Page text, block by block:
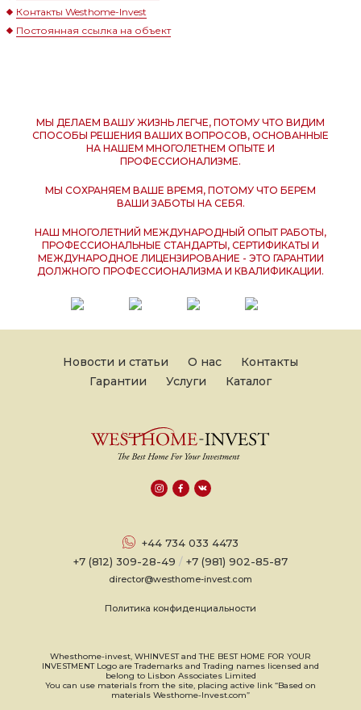
Контакты Westhome-Invest
Постоянная ссылка на объект
МЫ ДЕЛАЕМ ВАШУ ЖИЗНЬ ЛЕГЧЕ, ПОТОМУ ЧТО ВИДИМ
СПОСОБЫ РЕШЕНИЯ ВАШИХ ВОПРОСОВ, ОСНОВАННЫЕ
НА НАШЕМ МНОГОЛЕТНЕМ ОПЫТЕ И
ПРОФЕССИОНАЛИЗМЕ.
МЫ СОХРАНЯЕМ ВАШЕ ВРЕМЯ, ПОТОМУ ЧТО БЕРЕМ
ВАШИ ЗАБОТЫ НА СЕБЯ.
НАШ МНОГОЛЕТНИЙ МЕЖДУНАРОДНЫЙ ОПЫТ РАБОТЫ,
ПРОФЕССИОНАЛЬНЫЕ СТАНДАРТЫ, СЕРТИФИКАТЫ И
МЕЖДУНАРОДНОЕ ЛИЦЕНЗИРОВАНИЕ - ЭТО ГАРАНТИИ
ДОЛЖНОГО ПРОФЕССИОНАЛИЗМА И КВАЛИФИКАЦИИ.
Новости и статьи О нас
Контакты
Гарантии
Услуги Каталог
+44 734 033 4473
+7 (812) 309-28-49 / +7 (981) 902-85-87
director@westhome-invest.com
Политика конфиденциальности
Whesthome-invest, WHINVEST and THE BEST HOME FOR YOUR
INVESTMENT Logo are Trademarks and Trading names licensed and
belong to Lisbon Associates Limited
You can use materials from the site, placing active link “Based on
materials Westhome-Invest.com”